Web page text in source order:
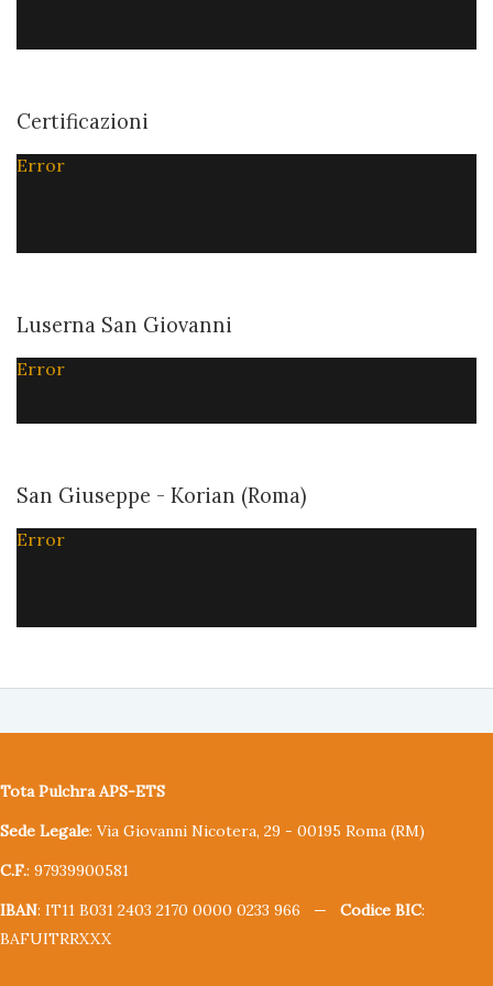
Certificazioni
Error
Luserna San Giovanni
Error
San Giuseppe - Korian (Roma)
Error
Tota Pulchra APS-ETS
Sede Legale: Via Giovanni Nicotera, 29 - 00195 Roma (RM)
C.F.: 97939900581
IBAN: IT11 B031 2403 2170 0000 0233 966 — Codice BIC:
BAFUITRRXXX